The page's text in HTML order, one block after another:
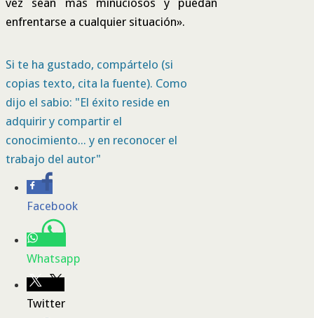
vez sean más minuciosos y puedan
enfrentarse a cualquier situación».
Si te ha gustado, compártelo (si
copias texto, cita la fuente). Como
dijo el sabio: "El éxito reside en
adquirir y compartir el
conocimiento... y en reconocer el
trabajo del autor"
Facebook
Whatsapp
Twitter